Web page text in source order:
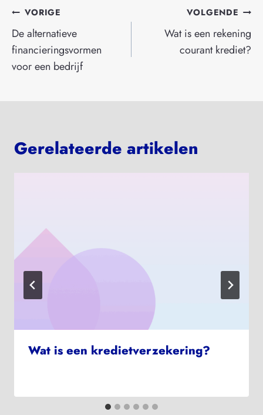
Bericht
navigatie
VORIGE
De alternatieve
financieringsvormen
voor een bedrijf
VOLGENDE
Wat is een rekening
courant krediet?
Gerelateerde artikelen
Wat is een kredietverzekering?